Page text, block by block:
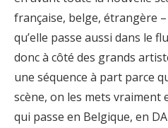
française, belge, étrangère
qu’elle passe aussi dans le
donc à côté des grands
une séquence à part parce
scène, on les mets vraiment
qui passe en Belgique, en